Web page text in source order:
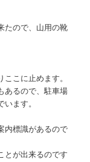
たので、山用の靴
こに止めます。
あるので、駐車場
ます。
内標識があるので
とが出来るのです